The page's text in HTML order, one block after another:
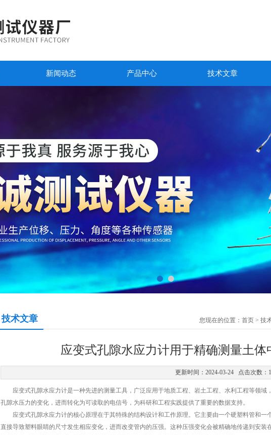
新闻动态 产品中心 技术文章
技术文章 您现在的位置： 首页 > 技
应变式孔隙水应力计用于精确测量土
更新时间：2024-03-24 点击次数：
应变式孔隙水应力计是一种先进的测量工具，广泛应用于地质工程、岩土工程、水利工程等领域
孔隙水压力的变化，进而转化为可读取的电信号，为科研和工程实践提供了重要的数据支持。
应变式孔隙水应力计的核心原理在于其特殊的结构设计和工作原理。它主要由一个硬塑料管和一
直接导致塑料眼睛的尺寸发生相应变化，进而改变管内的压强。这种压强变化会被精确地传递到安